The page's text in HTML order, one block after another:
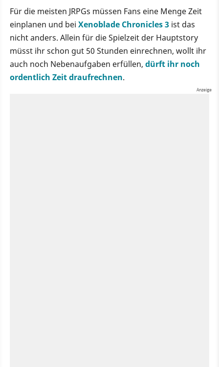
Für die meisten JRPGs müssen Fans eine Menge Zeit
einplanen und bei Xenoblade Chronicles 3 ist das
nicht anders. Allein für die Spielzeit der Hauptstory
müsst ihr schon gut 50 Stunden einrechnen, wollt ihr
auch noch Nebenaufgaben erfüllen, dürft ihr noch
ordentlich Zeit draufrechnen.